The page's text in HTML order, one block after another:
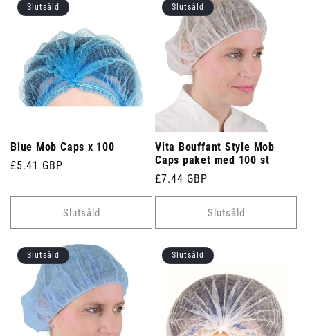
Slutsåld
Blue Mob Caps x 100
Ordinarie
£5.41 GBP
Slutsåld
Slutsåld
Vita Bouffant Style Mob
Caps paket med 100 st
Ordinarie
pris
£7.44 GBP
Slutsåld
Slutsåld Slutsåld